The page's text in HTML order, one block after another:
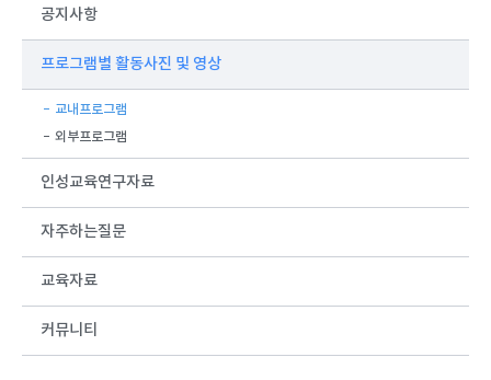
공지사항
프로그램별 활동사진 및 영상
교내프로그램
외부프로그램
인성교육연구자료
자주하는질문
교육자료
커뮤니티